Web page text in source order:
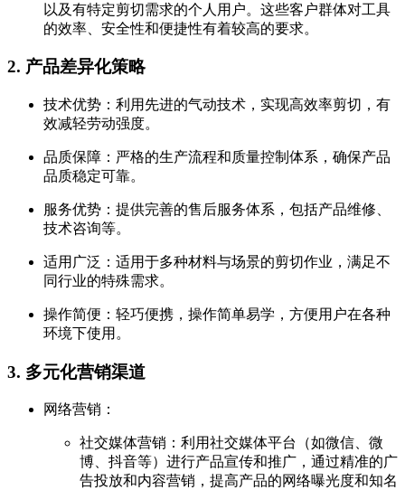
以及有特定剪切需求的个人用户。这些客户群体对工具
的效率、安全性和便捷性有着较高的要求。
2. 产品差异化策略
技术优势：利用先进的气动技术，实现高效率剪切，有
效减轻劳动强度。
品质保障：严格的生产流程和质量控制体系，确保产品
品质稳定可靠。
服务优势：提供完善的售后服务体系，包括产品维修、
技术咨询等。
适用广泛：适用于多种材料与场景的剪切作业，满足不
同行业的特殊需求。
操作简便：轻巧便携，操作简单易学，方便用户在各种
环境下使用。
3. 多元化营销渠道
网络营销：
社交媒体营销：利用社交媒体平台（如微信、微
博、抖音等）进行产品宣传和推广，通过精准的广
告投放和内容营销，提高产品的网络曝光度和知名